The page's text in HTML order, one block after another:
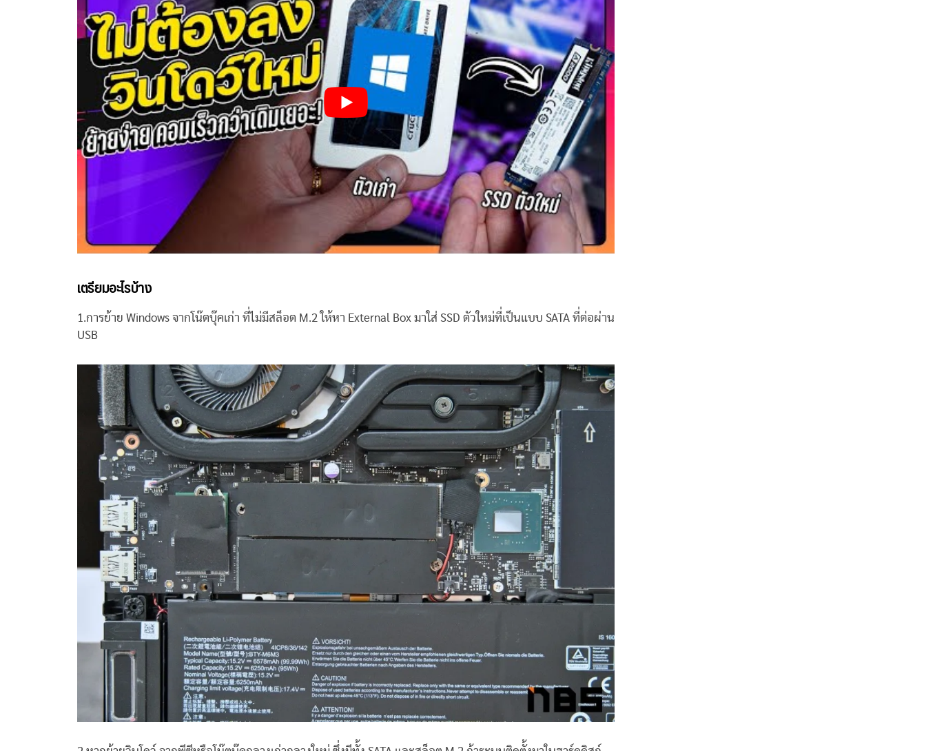
เตรียมอะไรบ้าง
1.การย้าย Windows จากโน๊ตบุ๊คเก่า ที่ไม่มีสล็อต M.2 ให้หา External Box มาใส่ SSD ตัวใหม่ที่เป็นแบบ SATA ที่ต่อผ่าน
USB